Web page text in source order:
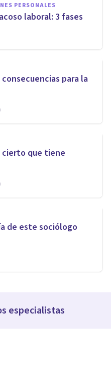
PERSONALES
laboral: 3 fases
para la
cierto que tiene
de este sociólogo
especialistas